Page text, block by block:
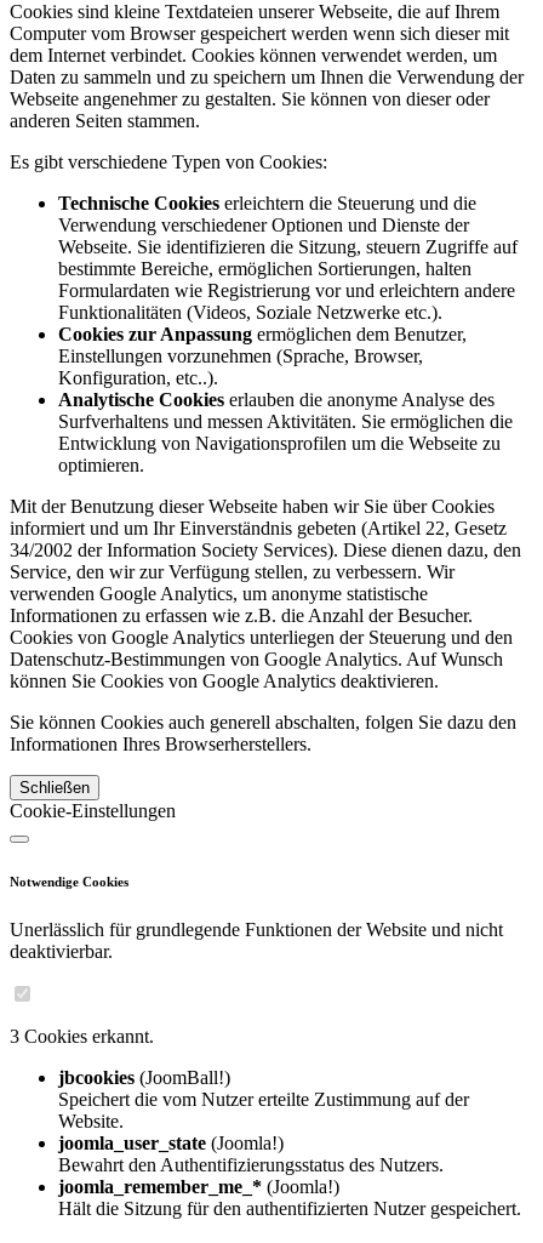
Cookies sind kleine Textdateien unserer Webseite, die auf Ihrem
Computer vom Browser gespeichert werden wenn sich dieser mit
dem Internet verbindet. Cookies können verwendet werden, um
Daten zu sammeln und zu speichern um Ihnen die Verwendung der
Webseite angenehmer zu gestalten. Sie können von dieser oder
anderen Seiten stammen.
Es gibt verschiedene Typen von Cookies:
Technische Cookies erleichtern die Steuerung und die
Verwendung verschiedener Optionen und Dienste der
Webseite. Sie identifizieren die Sitzung, steuern Zugriffe auf
bestimmte Bereiche, ermöglichen Sortierungen, halten
Formulardaten wie Registrierung vor und erleichtern andere
Funktionalitäten (Videos, Soziale Netzwerke etc.).
Cookies zur Anpassung ermöglichen dem Benutzer,
Einstellungen vorzunehmen (Sprache, Browser,
Konfiguration, etc..).
Analytische Cookies erlauben die anonyme Analyse des
Surfverhaltens und messen Aktivitäten. Sie ermöglichen die
Entwicklung von Navigationsprofilen um die Webseite zu
optimieren.
Mit der Benutzung dieser Webseite haben wir Sie über Cookies
informiert und um Ihr Einverständnis gebeten (Artikel 22, Gesetz
34/2002 der Information Society Services). Diese dienen dazu, den
Service, den wir zur Verfügung stellen, zu verbessern. Wir
verwenden Google Analytics, um anonyme statistische
Informationen zu erfassen wie z.B. die Anzahl der Besucher.
Cookies von Google Analytics unterliegen der Steuerung und den
Datenschutz-Bestimmungen von Google Analytics. Auf Wunsch
können Sie Cookies von Google Analytics deaktivieren.
Sie können Cookies auch generell abschalten, folgen Sie dazu den
Informationen Ihres Browserherstellers.
Schließen
Cookie-Einstellungen
Notwendige Cookies
Unerlässlich für grundlegende Funktionen der Website und nicht
deaktivierbar.
3 Cookies erkannt.
jbcookies (JoomBall!)
Speichert die vom Nutzer erteilte Zustimmung auf der
Website.
joomla_user_state (Joomla!)
Bewahrt den Authentifizierungsstatus des Nutzers.
joomla_remember_me_* (Joomla!)
Hält die Sitzung für den authentifizierten Nutzer gespeichert.